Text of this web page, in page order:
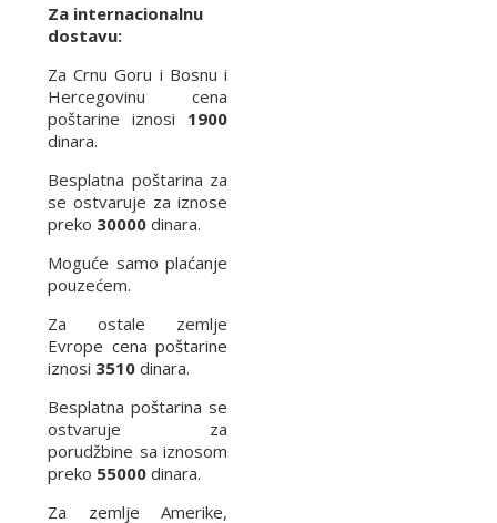
Za internacionalnu
dostavu:
Za Crnu Goru i Bosnu i
Hercegovinu cena
poštarine iznosi 1900
dinara.
Besplatna poštarina za
se ostvaruje za iznose
preko 30000 dinara.
Moguće samo plaćanje
pouzećem.
Za ostale zemlje
Evrope cena poštarine
iznosi 3510 dinara.
Besplatna poštarina se
ostvaruje za
porudžbine sa iznosom
preko 55000 dinara.
Za zemlje Amerike,